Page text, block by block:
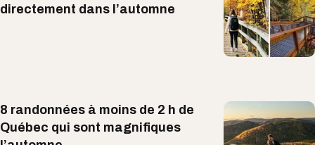
directement dans l’automne
8 randonnées à moins de 2 h de
Québec qui sont magnifiques